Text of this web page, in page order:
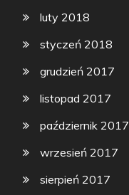
luty 2018
styczeń 2018
grudzień 2017
listopad 2017
październik 2017
wrzesień 2017
sierpień 2017